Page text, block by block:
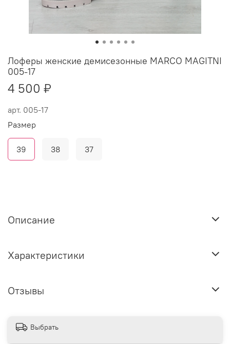
арт. 005-17
Лоферы женские демисезонные MARCO MAGITNI
005-17
4 500 ₽
Размер
39 38 37
Описание
Характеристики
Отзывы
Выбрать